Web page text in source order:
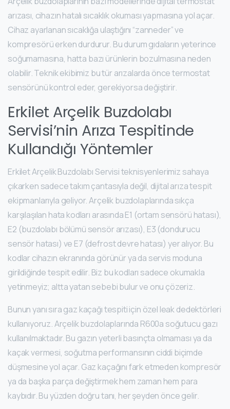
arızası, cihazın hatalı sıcaklık okuması yapmasına yol açar.
Cihaz ayarlanan sıcaklığa ulaştığını “zanneder” ve
kompresörü erken durdurur. Bu durum gıdaların yeterince
soğumamasına, hatta bazı ürünlerin bozulmasına neden
olabilir. Teknik ekibimiz bu tür arızalarda önce termostat
sensörünü kontrol eder, gerekiyorsa değiştirir.
Erkilet Arçelik Buzdolabı
Servisi’nin Arıza Tespitinde
Kullandığı Yöntemler
Erkilet Arçelik Buzdolabı Servisi teknisyenlerimiz sahaya
çıkarken sadece takım çantasıyla değil, dijital arıza tespit
ekipmanlarıyla geliyor. Arçelik buzdolaplarında sıkça
karşılaşılan hata kodları arasında E1 (ortam sensörü hatası),
E2 (buzdolabı bölümü sensör arızası), E3 (dondurucu
sensör hatası) ve E7 (defrost devre hatası) yer alıyor. Bu
kodlar cihazın ekranında görünür ya da servis moduna
girildiğinde tespit edilir. Biz bu kodları sadece okumakla
yetinmeyiz; altta yatan sebebi bulur ve onu çözeriz.
Bunun yanı sıra gaz kaçağı tespiti için özel leak dedektörleri
kullanıyoruz. Arçelik buzdolaplarında R600a soğutucu gazı
kullanılmaktadır. Bu gazın yeterli basınçta olmaması ya da
kaçak vermesi, soğutma performansının ciddi biçimde
düşmesine yol açar. Gaz kaçağını fark etmeden kompresör
ya da başka parça değiştirmek hem zaman hem para
kaybıdır. Bu yüzden doğru tanı, her şeyden önce gelir.